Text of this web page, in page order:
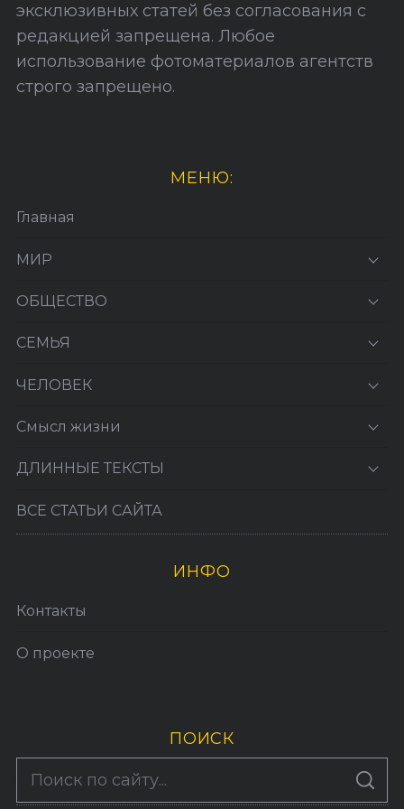
эксклюзивных статей без согласования с
редакцией запрещена. Любое
использование фотоматериалов агентств
строго запрещено.
МЕНЮ:
Главная
МИР
ОБЩЕСТВО
СЕМЬЯ
ЧЕЛОВЕК
Смысл жизни
ДЛИННЫЕ ТЕКСТЫ
ВСЕ СТАТЬИ САЙТА
ИНФО
Контакты
О проекте
ПОИСК
S
A
По авторам